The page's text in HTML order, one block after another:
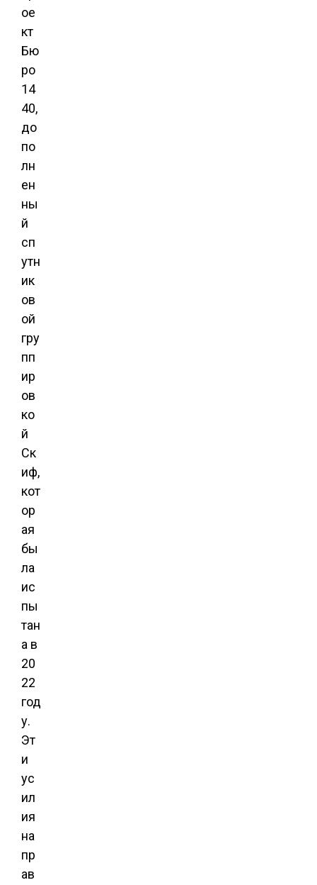
ое
кт
Бю
ро
14
40,
до
по
лн
ен
ны
й
сп
утн
ик
ов
ой
гру
пп
ир
ов
ко
й
Ск
иф,
кот
ор
ая
бы
ла
ис
пы
тан
а в
20
22
год
у.
Эт
и
ус
ил
ия
на
пр
ав